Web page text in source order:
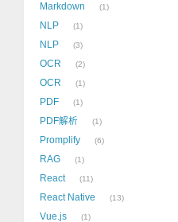
Markdown 1
NLP 1
NLP 3
OCR 2
OCR 1
PDF 1
PDF解析 1
Promplify 6
RAG 1
React 11
React Native 13
Vue.js 1